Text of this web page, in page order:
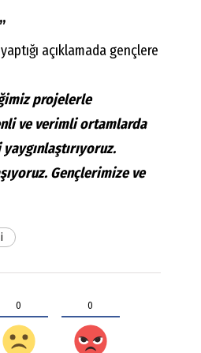
açıklamada gençlere
projelerle
ve verimli ortamlarda
Gençlerimize ve
0 0